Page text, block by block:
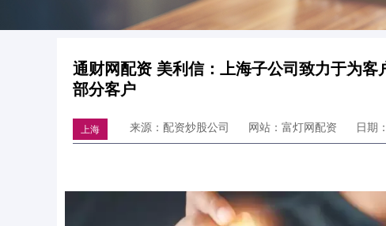
通财网配资 美利信：上海子公司致力于为
部分客户
上海 来源：配资炒股公司 网站：富灯网配资 日期